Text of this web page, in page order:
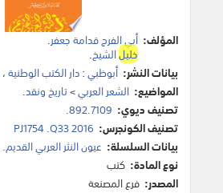
المؤلف: أبي الفرج قدامة جعفر.
خليلالشيخ.
بيانات النشر: أبوظبي:دار الكتب الوطنية،
المواضيع: الشعر العربي>تاريخ ونقد.
تصنيف ديوي: 892.7109.
تصنيف الكونجرس: PJ1754 .Q33 2016
بيانات السلسلة: عيون النثر العربي القديم.
نوع المادة: كتب
المصدر: فرع المصنعة